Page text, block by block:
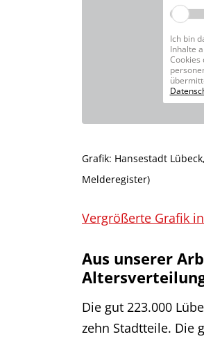
Ich bin
Inhalte
Cookies
Grafik: Hansestadt
Melderegister)
Vergrößerte Grafik
Aus unserer
Die gut 223.000
zehn Stadtteile. Die